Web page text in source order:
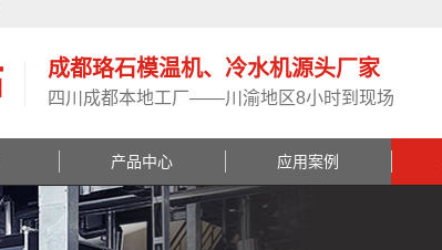
成都珞石模温机、冷水机源头厂家
四川成都本地工厂——川渝地区8小时到现场
产品中心 应用案例